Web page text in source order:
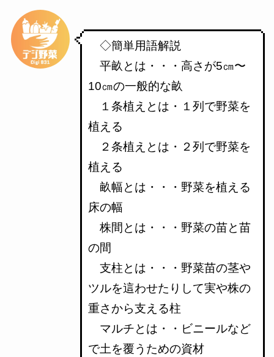
◇簡単用語解説
平畝とは・・・高さが5㎝〜
10㎝の一般的な畝
１条植えとは・１列で野菜を
植える
２条植えとは・２列で野菜を
植える
畝幅とは・・・野菜を植える
床の幅
株間とは・・・野菜の苗と苗
の間
支柱とは・・・野菜苗の茎や
ツルを這わせたりして実や株の
重さから支える柱
マルチとは・・ビニールなど
で土を覆うための資材